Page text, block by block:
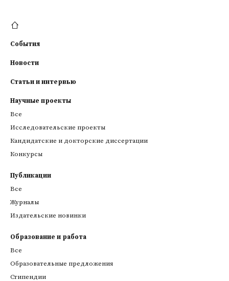
События
Новости
Статьи и интервью
Научные проекты
Все
Исследовательские проекты
Кандидатские и докторские диссертации
Конкурсы
Публикации
Все
Журналы
Издательские новинки
Образование и работа
Все
Образовательные предложения
Стипендии